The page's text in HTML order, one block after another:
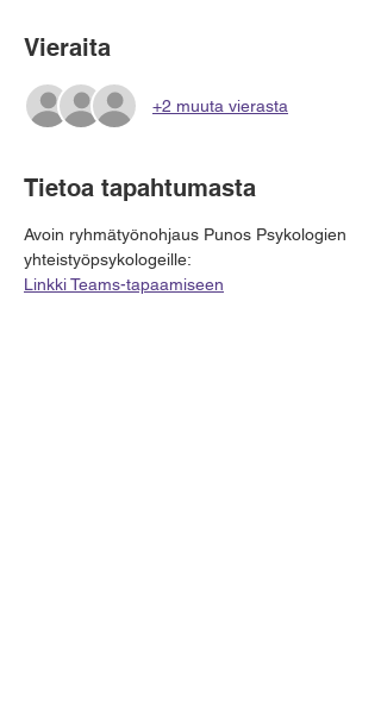
Vieraita
+2 muuta vierasta
Tietoa tapahtumasta
Avoin ryhmätyönohjaus Punos Psykologien
yhteistyöpsykologeille:
Linkki Teams-tapaamiseen